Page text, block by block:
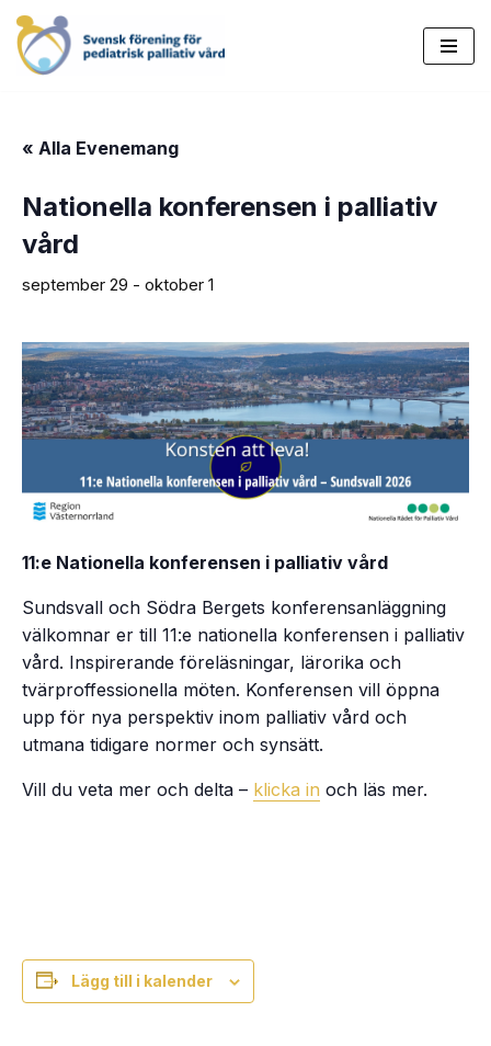
Hoppa
« Alla Evenemang
Nationella konferensen i palliativ
vård
september 29 - oktober 1
11:e Nationella konferensen i palliativ vård
Sundsvall och Södra Bergets konferensanläggning
välkomnar er till 11:e nationella konferensen i palliativ
vård. Inspirerande föreläsningar, lärorika och
tvärproffessionella möten. Konferensen vill öppna
upp för nya perspektiv inom palliativ vård och
utmana tidigare normer och synsätt.
Vill du veta mer och delta – klicka in och läs mer.
Lägg till i kalender